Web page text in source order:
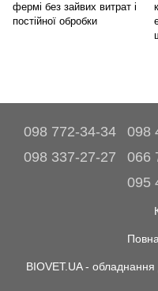
фермі без зайвих витрат і
постійної обробки
098 772-34-34 098
098 337-27-27
066
095
BIOVET.UA - обладнання